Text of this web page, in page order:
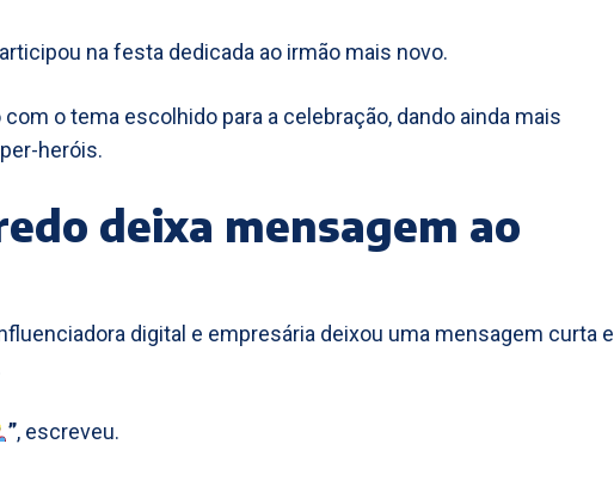
na festa dedicada ao irmão mais novo.
o tema escolhido para a celebração, dando ainda mais
heróis.
deixa mensagem ao
digital e empresária deixou uma mensagem curta e
”, escreveu.